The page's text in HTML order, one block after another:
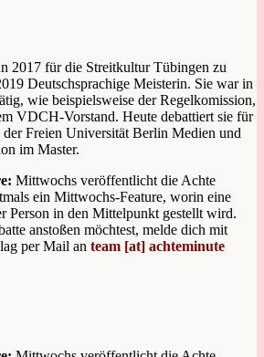
2017 für die Streitkultur Tübingen zu
Deutschsprachige Meisterin. Sie war in
wie beispielsweise der Regelkomission,
VDCH-Vorstand. Heute debattiert sie für
der Freien Universität Berlin Medien und
im Master.
Mittwochs veröffentlicht die Achte
ein Mittwochs-Feature, worin eine
Person in den Mittelpunkt gestellt wird.
anstoßen möchtest, melde dich mit
per Mail an team [at] achteminute